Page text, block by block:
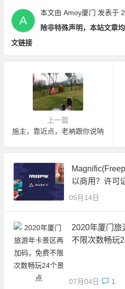
本文由 Amoy厦门 发表于
除非特殊声明，本站文章
文链接
上一篇
施主，靠近点，老衲跟你说呐
以商用？许可
05月14日
2020年厦门旅
不限次数畅玩
07月04日 1